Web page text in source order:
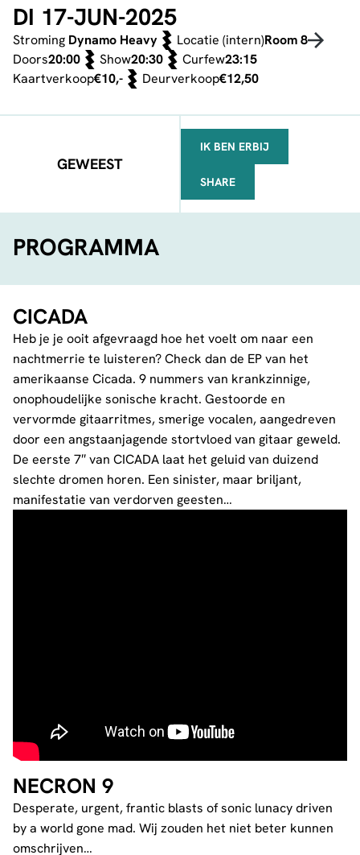
DI 17-JUN-2025
Stroming Dynamo Heavy Locatie (intern)Room 8
Doors20:00 Show20:30 Curfew23:15
Kaartverkoop€10,- Deurverkoop€12,50
GEWEEST
IK BEN ERBIJ
SHARE
PROGRAMMA
CICADA
Heb je je ooit afgevraagd hoe het voelt om naar een
nachtmerrie te luisteren? Check dan de EP van het
amerikaanse Cicada. 9 nummers van krankzinnige,
onophoudelijke sonische kracht. Gestoorde en
vervormde gitaarritmes, smerige vocalen, aangedreven
door een angstaanjagende stortvloed van gitaar geweld.
De eerste 7″ van CICADA laat het geluid van duizend
slechte dromen horen. Een sinister, maar briljant,
manifestatie van verdorven geesten…
NECRON 9
Desperate, urgent, frantic blasts of sonic lunacy driven
by a world gone mad. Wij zouden het niet beter kunnen
omschrijven…